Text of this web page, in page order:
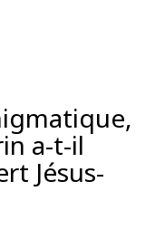
a-t-il
Jésus-